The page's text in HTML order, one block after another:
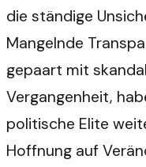
die ständige
Mangelnde
gepaart mit
Vergangenheit,
politische Elite
Hoffnung auf